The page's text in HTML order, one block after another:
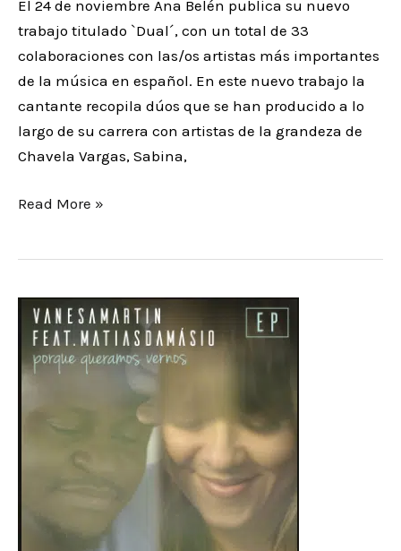
El 24 de noviembre Ana Belén publica su nuevo
trabajo titulado `Dual´, con un total de 33
colaboraciones con las/os artistas más importantes
de la música en español. En este nuevo trabajo la
cantante recopila dúos que se han producido a lo
largo de su carrera con artistas de la grandeza de
Chavela Vargas, Sabina,
Read More »
Vanesa
Martín
versiona
portugués
‘Porque
queramos